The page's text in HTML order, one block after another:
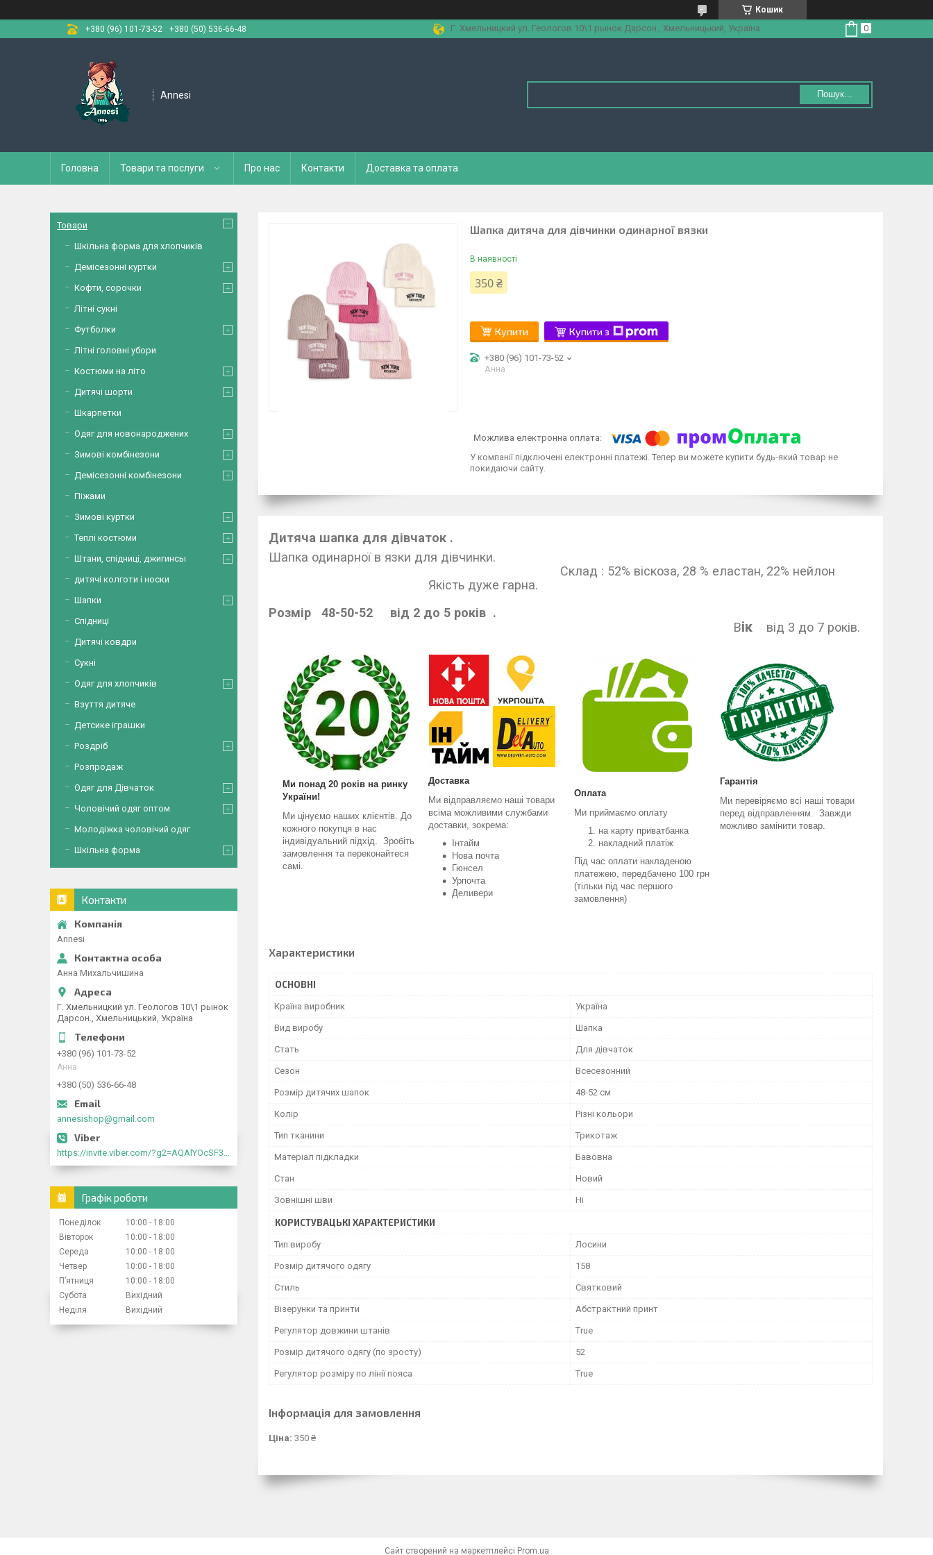
Кошик
+380 (96) 101-73-52
+380 (50) 536-66-48 Г. Хмельницкий ул. Геологов 10\1 рынок Дарсон., Хмельницький, Україна
Annesi Пошук...
Головна Товари та послуги Про нас Контакти Доставка та оплата
Шапка дитяча для дівчинки одинарної вязки
В наявності
350 ₴
Купити Купити з
+380 (96) 101-73-52
Анна
У компанії підключені електронні платежі. Тепер ви можете купити будь-який товар не
покидаючи сайту.
Дитяча шапка для дівчаток .
Шапка одинарної в язки для дівчинки.
Склад : 52% віскоза, 28 % еластан, 22% нейлон
Якість дуже гарна.
Розмір 48-50-52 від 2 до 5 років .
Вік від 3 до 7 років.
Ми понад 20 років на ринку
України!
Ми цінуємо наших клієнтів. До
кожного покупця в нас
індивідуальний підхід. Зробіть
замовлення та переконайтеся
самі.
Доставка
Ми відправляємо наші товари
всіма можливими службами
доставки, зокрема:
Інтайм
Нова почта
Гюнсел
Урпочта
Деливери
Оплата
Ми приймаємо оплату
на карту приватбанка
накладний платіж
Під час оплати накладеною
платежею, передбачено 100 грн
(тільки під час першого
замовлення)
Гарантія
Ми перевіряємо всі наші товари
перед відправленням. Завжди
можливо замінити товар.
Характеристики
ОСНОВНІ
Країна виробник Україна
Вид виробу Шапка
Стать Для дівчаток
Сезон Всесезонний
Розмір дитячих шапок 48-52 см
Колір Різні кольори
Тип тканини Трикотаж
Матеріал підкладки Бавовна
Стан Новий
Зовнішні шви Ні
КОРИСТУВАЦЬКІ ХАРАКТЕРИСТИКИ
Тип виробу Лосини
Розмір дитячого одягу 158
Стиль Святковий
Візерунки та принти Абстрактний принт
Регулятор довжини штанів True
Розмір дитячого одягу (по зросту) 52
Регулятор розміру по лінії пояса True
Інформація для замовлення
Ціна: 350 ₴
Товари
Шкільна форма для хлопчиків
Демісезонні куртки
Кофти, сорочки
Літні сукні
Футболки
Літні головні убори
Костюми на літо
Дитячі шорти
Шкарпетки
Одяг для новонароджених
Зимові комбінезони
Демісезонні комбінезони
Піжами
Зимові куртки
Теплі костюми
Штани, спідниці, джигинсы
дитячі колготи і носки
Шапки
Спідниці
Дитячі ковдри
Сукні
Одяг для хлопчиків
Взуття дитяче
Детсике іграшки
Роздріб
Розпродаж
Одяг для Дівчаток
Чоловічий одяг оптом
Молодіжка чоловічий одяг
Шкільна форма
Контакти
Annesi
Анна Михальчишина
Г. Хмельницкий ул. Геологов 10\1 рынок
Дарсон., Хмельницький, Україна
+380 (96) 101-73-52
Анна
+380 (50) 536-66-48
annesishop@gmail.com
https://invite.viber.com/?g2=AQAlYOcSF30rb0kdJdojYDWtk4sNE5eWPg2Om5jJmRlpJwnTwfwnCzMMxer2vioZ"
Графік роботи
Понеділок 10:00
18:00
Вівторок
10:00
18:00
Середа
10:00
18:00
Четвер
10:00
18:00
Пʼятниця
10:00
18:00
Субота
Вихідний
Неділя
Вихідний
Сайт створений на маркетплейсі Prom.ua